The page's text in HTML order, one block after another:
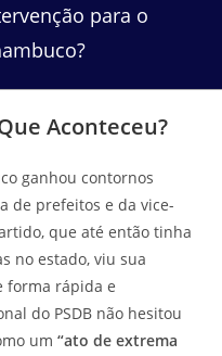
para o
Aconteceu?
ganhou contornos
de prefeitos e da vice-
que até então tinha
no estado, viu sua
forma rápida e
do PSDB não hesitou
um “ato de extrema